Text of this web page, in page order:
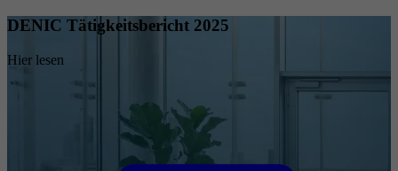
DENIC Tätigkeitsbericht 2025
Hier lesen